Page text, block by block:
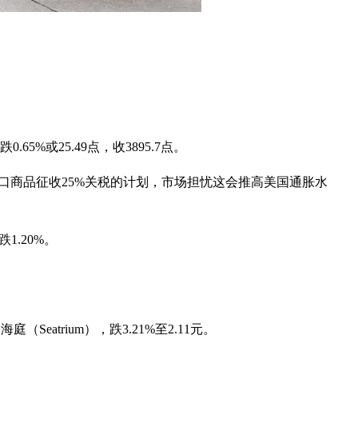
或25.49点，收3895.7点。
品征收25%关税的计划，市场担忧这会推高美国通胀水
。
（Seatrium），跌3.21%至2.11元。